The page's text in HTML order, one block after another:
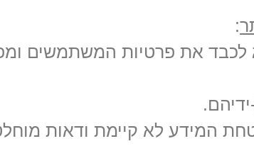
:
לכבד את פרטיות המשתמשים
המידע לא קיימת ודאות